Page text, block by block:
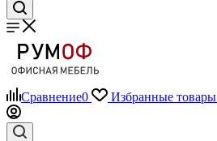
Сравнение0 Избранные товары